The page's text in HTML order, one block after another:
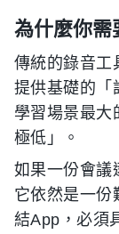
為什麼你需
傳統的錄音工
提供基礎的「
學習場景最大
極低」。
如果一份會議
它依然是一份
結App，必須